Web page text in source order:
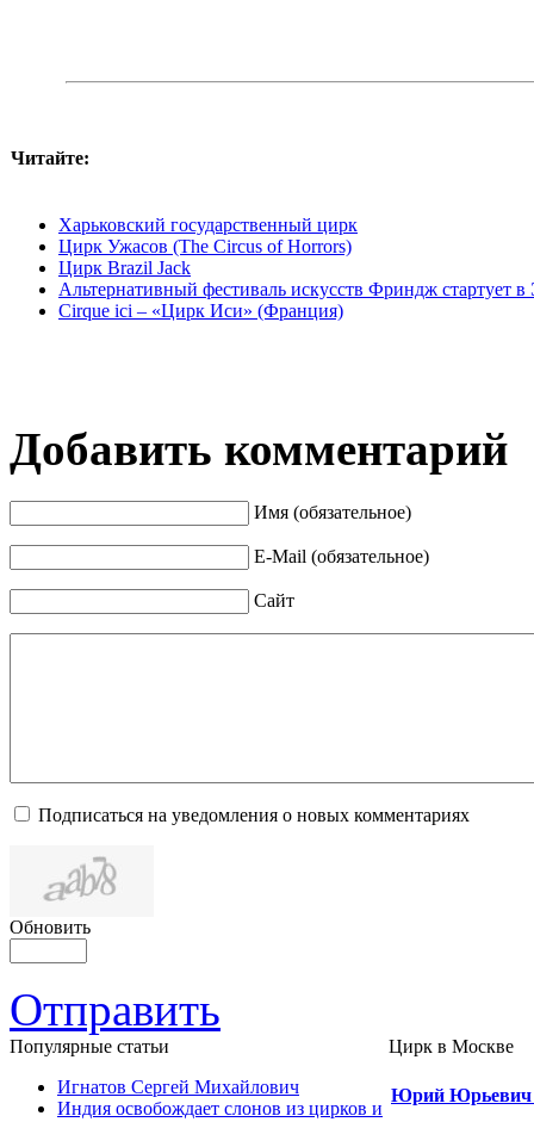
Читайте:
Харьковский государственный цирк
Цирк Ужасов (The Circus of Horrors)
Цирк Brazil Jack
Альтернативный фестиваль искусств Фриндж стартует в
Cirque ici – «Цирк Иси» (Франция)
Добавить комментарий
Имя (обязательное)
E-Mail (обязательное)
Сайт
Подписаться на уведомления о новых комментариях
Обновить
Отправить
Популярные cтатьи
Игнатов Сергей Михайлович
Индия освобождает слонов из цирков и
Цирк в Москве
Юрий Юрьевич